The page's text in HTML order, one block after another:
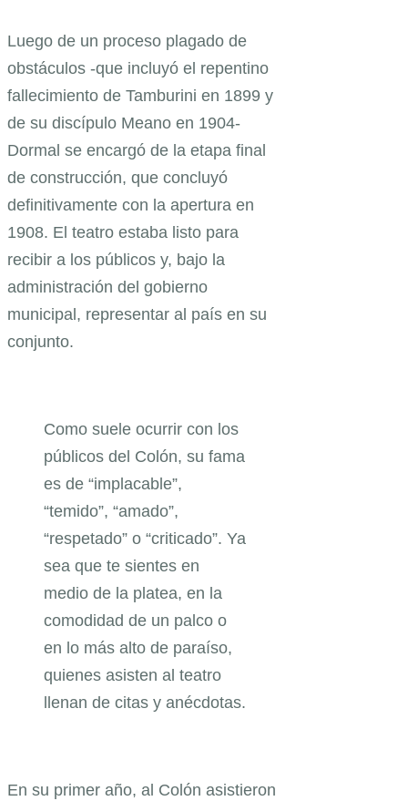
Luego de un proceso plagado de
obstáculos -que incluyó el repentino
fallecimiento de Tamburini en 1899 y
de su discípulo Meano en 1904-
Dormal se encargó de la etapa final
de construcción, que concluyó
definitivamente con la apertura en
1908. El teatro estaba listo para
recibir a los públicos y, bajo la
administración del gobierno
municipal, representar al país en su
conjunto.
Como suele ocurrir con los
públicos del Colón, su fama
es de “implacable”,
“temido”, “amado”,
“respetado” o “criticado”. Ya
sea que te sientes en
medio de la platea, en la
comodidad de un palco o
en lo más alto de paraíso,
quienes asisten al teatro
llenan de citas y anécdotas.
En su primer año, al Colón asistieron